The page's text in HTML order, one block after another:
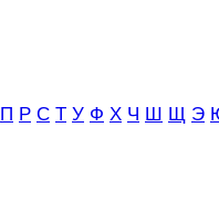
П Р С Т У Ф Х Ч Ш Щ Э